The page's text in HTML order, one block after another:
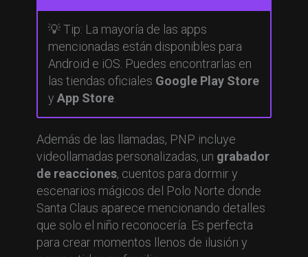
💡 Tip: La mayoría de las apps
mencionadas están disponibles para
Android e iOS. Puedes encontrarlas en
las tiendas oficiales Google Play Store
y App Store.
Además de las llamadas, PNP incluye
videollamadas personalizadas, un grabador
de reacciones, cuentos para dormir y
escenarios mágicos del Polo Norte donde
Santa Claus aparece mencionando detalles
que solo el niño reconocería. Es perfecta
para crear momentos llenos de ilusión y